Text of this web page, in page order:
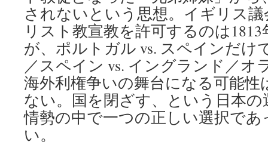
されないという思想。イギリス
リスト教宣教を許可するのは
が、ポルトガル vs. スペインだけ
／スペイン vs. イングランド／オ
海外利権争いの舞台になる可能
ない。国を閉ざす、という日本
情勢の中で一つの正しい選択で
い。